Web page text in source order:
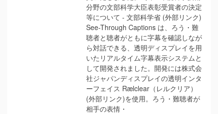
分野の文部科学大臣表彰受賞者の決定
等について - 文部科学省 (外部リンク)
See-Through Captions は、ろう・難
聴者と聴者がともに字幕を確認しなが
ら対話できる、透明ディスプレイを用
いたリアルタイム字幕表示システムと
して開発されました。開発には株式会
社ジャパンディスプレイの透明インタ
ーフェイス Rælclear（レルクリア）
(外部リンク)を使用。ろう・難聴者が
相手の表情・